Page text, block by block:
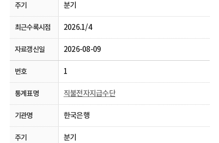
분기
2026.1/4
2026-08-09
1
직불전자지급수단
한국은행
분기